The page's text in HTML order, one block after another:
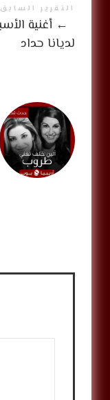
التقرير السابق
← أغنية
لديانا حداد